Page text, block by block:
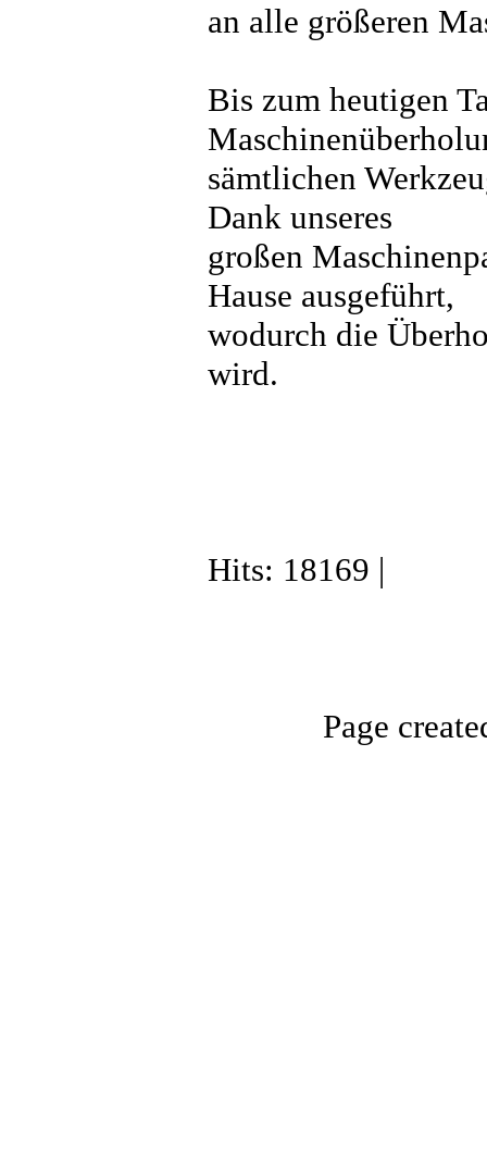
an alle größeren
Bis zum heutigen
sämtlichen
Dank unseres
großen
Hause ausgeführt,
wodurch die
wird.
Hits: 18169 |
Page